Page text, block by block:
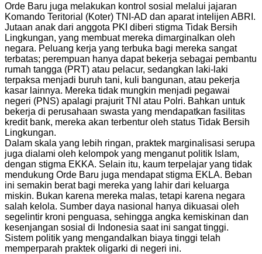
Orde Baru juga melakukan kontrol sosial melalui jajaran
Komando Teritorial (Koter) TNI-AD dan aparat intelijen ABRI.
Jutaan anak dari anggota PKI diberi stigma Tidak Bersih
Lingkungan, yang membuat mereka dimarginalkan oleh
negara. Peluang kerja yang terbuka bagi mereka sangat
terbatas; perempuan hanya dapat bekerja sebagai pembantu
rumah tangga (PRT) atau pelacur, sedangkan laki-laki
terpaksa menjadi buruh tani, kuli bangunan, atau pekerja
kasar lainnya. Mereka tidak mungkin menjadi pegawai
negeri (PNS) apalagi prajurit TNI atau Polri. Bahkan untuk
bekerja di perusahaan swasta yang mendapatkan fasilitas
kredit bank, mereka akan terbentur oleh status Tidak Bersih
Lingkungan.
Dalam skala yang lebih ringan, praktek marginalisasi serupa
juga dialami oleh kelompok yang menganut politik Islam,
dengan stigma EKKA. Selain itu, kaum terpelajar yang tidak
mendukung Orde Baru juga mendapat stigma EKLA. Beban
ini semakin berat bagi mereka yang lahir dari keluarga
miskin. Bukan karena mereka malas, tetapi karena negara
salah kelola. Sumber daya nasional hanya dikuasai oleh
segelintir kroni penguasa, sehingga angka kemiskinan dan
kesenjangan sosial di Indonesia saat ini sangat tinggi.
Sistem politik yang mengandalkan biaya tinggi telah
memperparah praktek oligarki di negeri ini.